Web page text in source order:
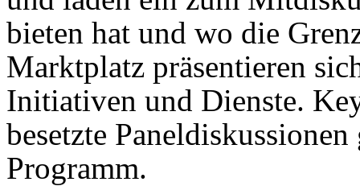
bieten hat und wo die
Marktplatz präsentieren
Initiativen und Dienste.
besetzte
Programm.